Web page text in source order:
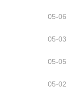
05-06
05-03
05-05
05-02